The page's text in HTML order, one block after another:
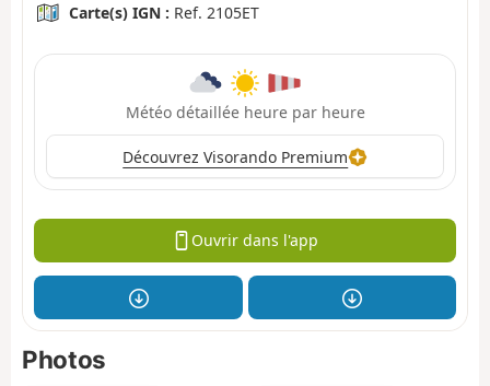
Carte(s) IGN : Ref. 2105ET
Météo détaillée heure par heure
Découvrez Visorando Premium
Ouvrir dans l'app
Photos